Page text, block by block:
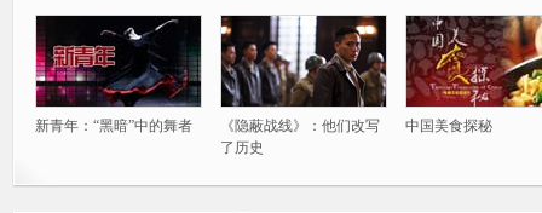
新青年：“黑暗”中的舞者
《隐蔽战线》：他们改写
了历史
中国美食探秘